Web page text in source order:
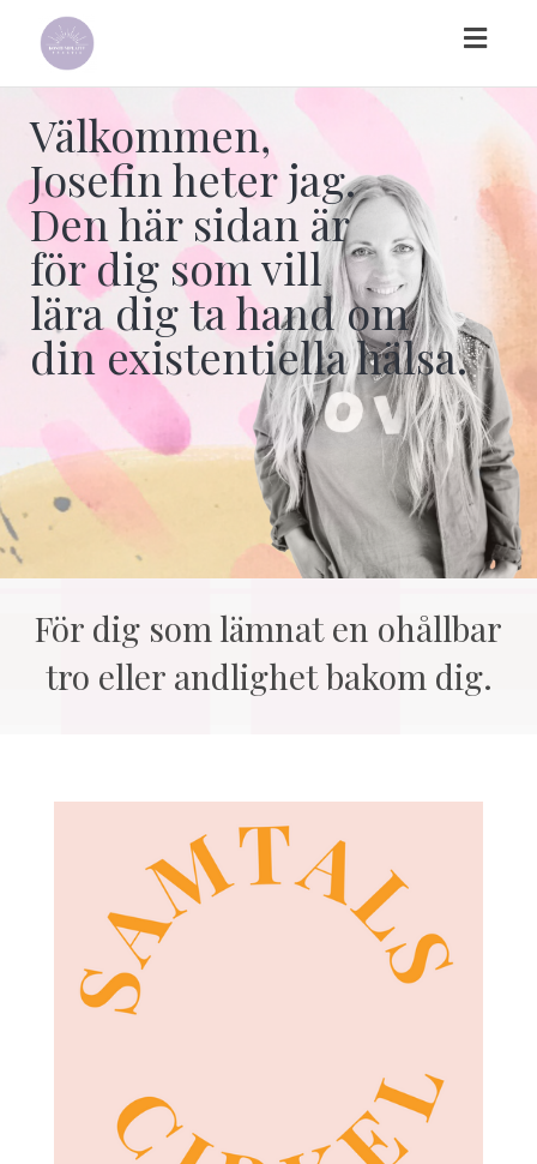
Toggle
Välkommen,
Josefin heter jag.
Den här sidan är
för dig som vill
lära dig ta hand om
din existentiella hälsa.
För dig som lämnat en ohållbar
tro eller andlighet bakom dig.